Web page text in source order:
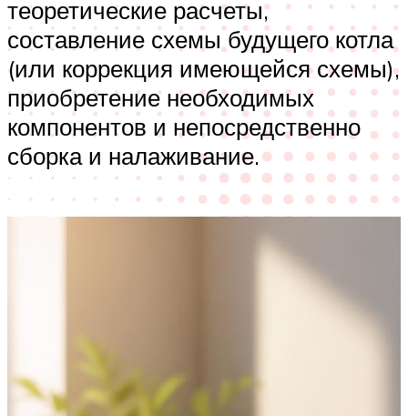
теоретические расчеты,
составление схемы будущего котла
(или коррекция имеющейся схемы),
приобретение необходимых
компонентов и непосредственно
сборка и налаживание.